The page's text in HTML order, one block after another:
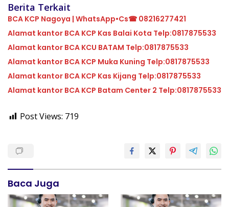
Berita Terkait
BCA KCP Nagoya | WhatsApp•Cs☎ 08216277421
Alamat kantor BCA KCP Kas Balai Kota Telp:0817875533
Alamat kantor BCA KCU BATAM Telp:0817875533
Alamat kantor BCA KCP Muka Kuning Telp:0817875533
Alamat kantor BCA KCP Kas Kijang Telp:0817875533
Alamat kantor BCA KCP Batam Center 2 Telp:0817875533
Post Views: 719
Baca Juga